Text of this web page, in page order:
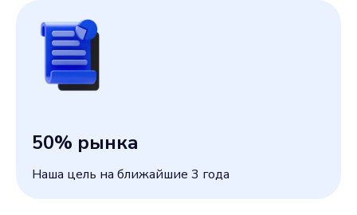
50% рынка
Наша цель на ближайшие 3 года